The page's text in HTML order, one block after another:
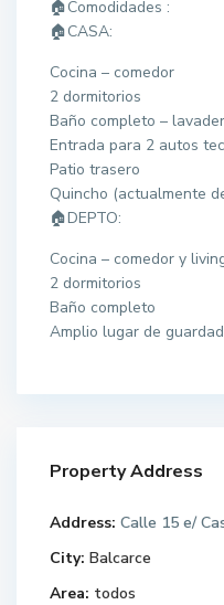
🏠Comodidades :
🏠CASA:
Cocina – comedor
2 dormitorios
Baño completo –
Entrada para 2 autos
Patio trasero
Quincho (actualmente
🏠DEPTO:
Cocina – comedor y
2 dormitorios
Baño completo
Amplio lugar de
Property Address
Address: Calle 15 e/
City: Balcarce
Area: todos